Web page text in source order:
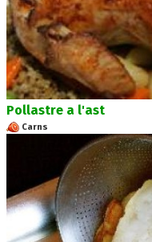
Pollastre a l'ast
Carns